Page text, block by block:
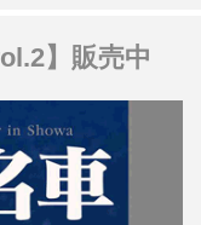
】販売中